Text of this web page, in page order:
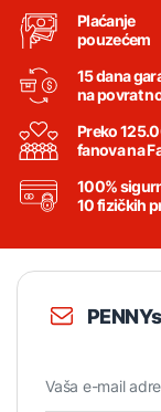
Plaćanje
pouzećem
15 dana
na povrat
Preko
fanova na
100%
10 fizičkih